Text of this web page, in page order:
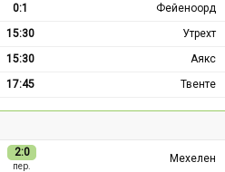
0:1
Фейеноорд
15:30
Утрехт
15:30
Аякс
17:45 Твенте
2:0
пер.
Мехелен